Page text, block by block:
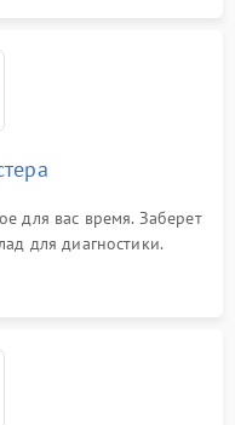
для вас время. Заберет
для диагностики.